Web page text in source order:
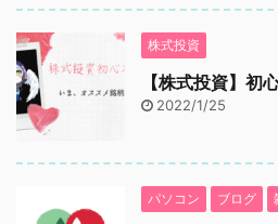
株式投資
【株式投資】初
2022/1/25
パソコン ブログ